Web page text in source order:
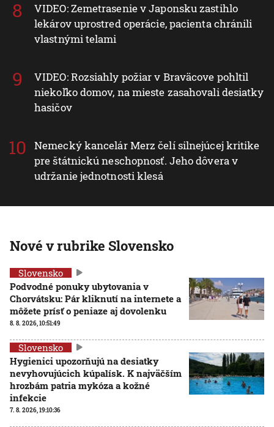
VIDEO: Zemetrasenie v Japonsku zastihlo
lekárov uprostred operácie, pacienta chránili
vlastnými telami
VIDEO: Rozsiahly požiar v Braväcove pohltil
niekoľko domov, na mieste zasahovali desiatky
hasičov
Nemecký kancelár Merz čelí silnejúcej kritike
pre štátnickú neschopnosť. Jeho dôvera v
udržanie jednotnosti klesá
Nové v rubrike Slovensko
Slovensko
Podvodné ponuky ubytovania v
Chorvátsku: Pár kliknutí na internete a
môžete prísť o peniaze aj dovolenku
8. 8. 2026, 10:51:49
Slovensko
Hygienici upozorňujú na desiatky
nevyhovujúcich kúpalísk. K najväčším
hrozbám patria mykóza a kožné
infekcie
7. 8. 2026, 19:10:36